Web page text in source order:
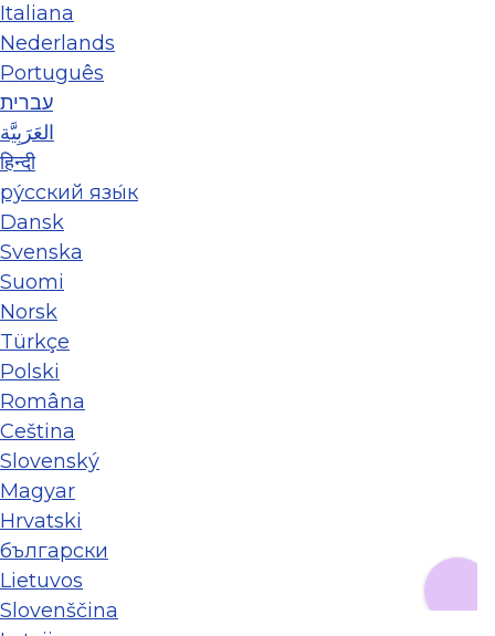
Italiana
Nederlands
Português
עברית
العَرَبِيَّة
हिन्दी
ру́сский язы́к
Dansk
Svenska
Suomi
Norsk
Türkçe
Polski
Româna
Ceština
Slovenský
Magyar
Hrvatski
български
Lietuvos
Slovenščina